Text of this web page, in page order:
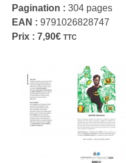
Pagination : 304 pages
EAN : 9791026828747
Prix : 7,90€ TTC